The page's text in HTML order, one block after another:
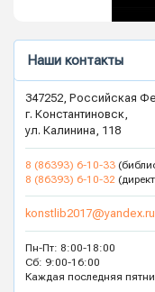
Наши контакты
347252, Российская
г. Константиновск,
ул. Калинина, 118
8 (86393) 6-10-33
8 (86393) 6-10-32
konstlib2017@yandex.ru
Пн-Пт: 8:00-18:00
Сб: 9:00-16:00
Каждая последняя